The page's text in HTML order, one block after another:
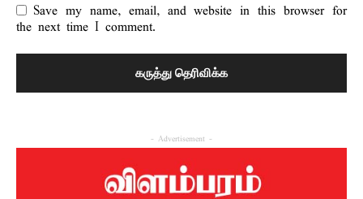
Save my name, email, and website in this browser for
the next time I comment.
- Advertisement -